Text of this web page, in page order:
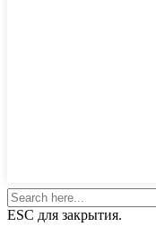
ESC для закрытия.